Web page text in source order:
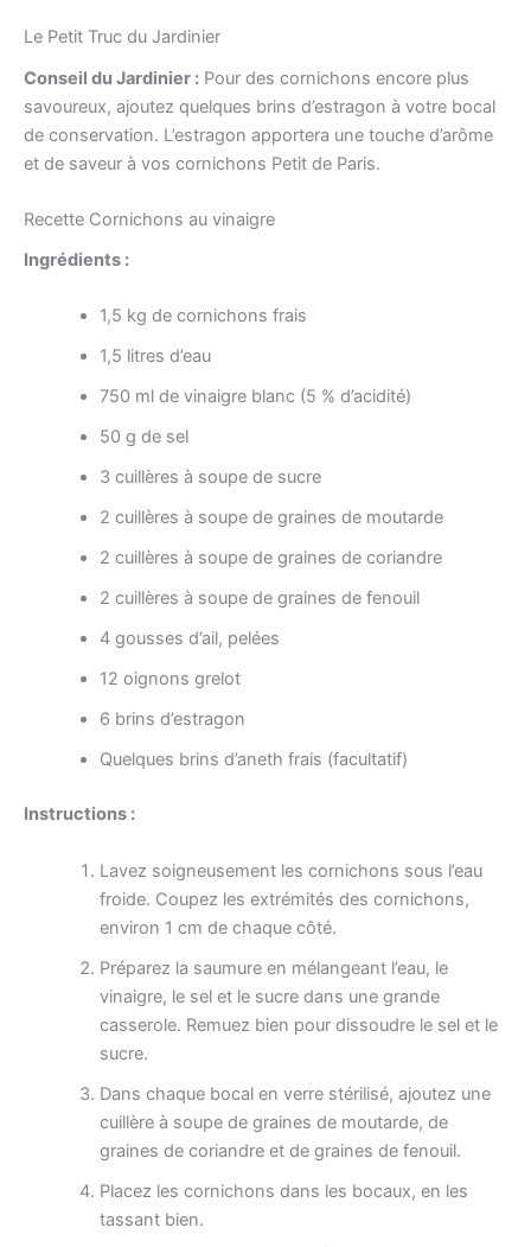
Le Petit Truc du Jardinier
Conseil du Jardinier : Pour des cornichons encore plus
savoureux, ajoutez quelques brins d’estragon à votre bocal
de conservation. L’estragon apportera une touche d’arôme
et de saveur à vos cornichons Petit de Paris.
Recette Cornichons au vinaigre
Ingrédients :
1,5 kg de cornichons frais
1,5 litres d’eau
750 ml de vinaigre blanc (5 % d’acidité)
50 g de sel
3 cuillères à soupe de sucre
2 cuillères à soupe de graines de moutarde
2 cuillères à soupe de graines de coriandre
2 cuillères à soupe de graines de fenouil
4 gousses d’ail, pelées
12 oignons grelot
6 brins d’estragon
Quelques brins d’aneth frais (facultatif)
Instructions :
Lavez soigneusement les cornichons sous l’eau
froide. Coupez les extrémités des cornichons,
environ 1 cm de chaque côté.
Préparez la saumure en mélangeant l’eau, le
vinaigre, le sel et le sucre dans une grande
casserole. Remuez bien pour dissoudre le sel et le
sucre.
Dans chaque bocal en verre stérilisé, ajoutez une
cuillère à soupe de graines de moutarde, de
graines de coriandre et de graines de fenouil.
Placez les cornichons dans les bocaux, en les
tassant bien.